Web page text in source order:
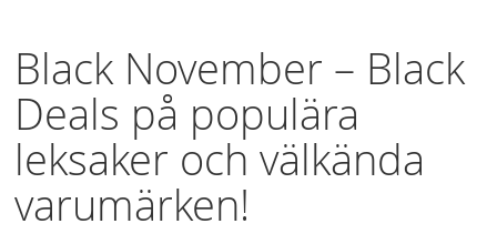
Black November – Black
Deals på populära
leksaker och välkända
varumärken!